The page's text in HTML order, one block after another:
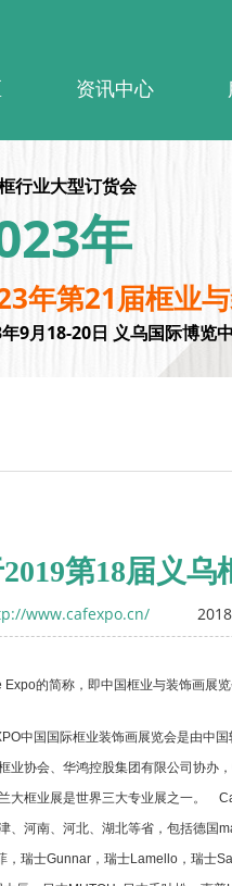
资讯中心
行业大型订货会
年
年第21届框业
9月18-20日 义乌国际博览
第18届义
www.cafexpo.cn/
的简称，即中国框业与装饰画展览
中国国际框业装饰画展览会是由中国
业协会、华鸿控股集团有限公司协办
大框业展是世界三大专业展之一。
、河南、河北、湖北等省，包括德国
，瑞士Gunnar，瑞士Lamello，瑞士